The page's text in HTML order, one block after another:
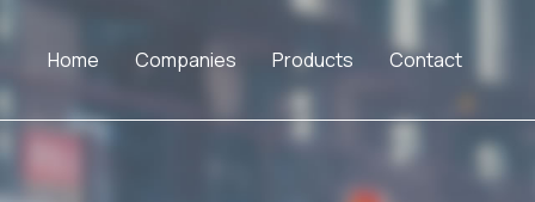
Home Companies Products Contact